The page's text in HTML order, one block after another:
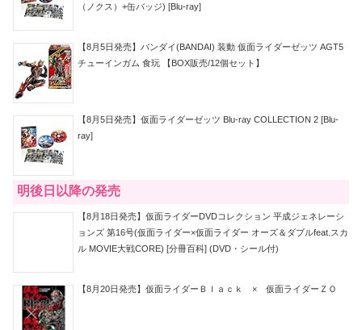
（ノクス）+缶バッジ) [Blu-ray]
【8月5日発売】バンダイ(BANDAI) 装動 仮面ライダーゼッツ AGT5
チューインガム 食玩 【BOX販売/12個セット】
【8月5日発売】仮面ライダーゼッツ Blu-ray COLLECTION 2 [Blu-
ray]
明後日以降の発売
【8月18日発売】仮面ライダーDVDコレクション 平成ジェネレーシ
ョンズ 第16号(仮面ライダー×仮面ライダー オーズ＆ダブルfeat.スカ
ル MOVIE大戦CORE) [分冊百科] (DVD・シール付)
【8月20日発売】仮面ライダーＢｌａｃｋ × 仮面ライダーＺＯ